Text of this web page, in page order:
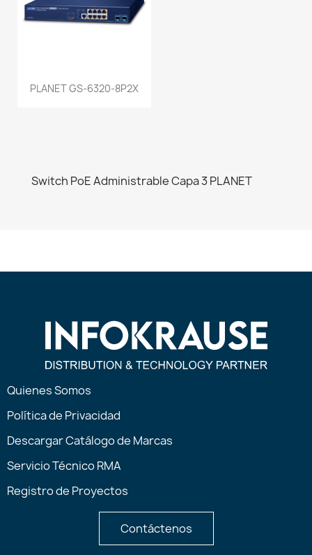
PLANET GS-6320-8P2X
Switch PoE Administrable Capa 3 PLANET
Quienes Somos
Política de Privacidad
Descargar Catálogo de Marcas
Servicio Técnico RMA
Registro de Proyectos
Contáctenos